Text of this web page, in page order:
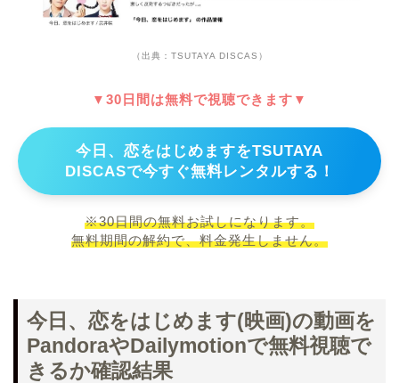
（出典：TSUTAYA DISCAS）
▼30日間は無料で視聴できます▼
今日、恋をはじめますをTSUTAYA
DISCASで今すぐ無料レンタルする！
※30日間の無料お試しになります。
無料期間の解約で、料金発生しません。
今日、恋をはじめます(映画)の動画を
PandoraやDailymotionで無料視聴で
きるか確認結果